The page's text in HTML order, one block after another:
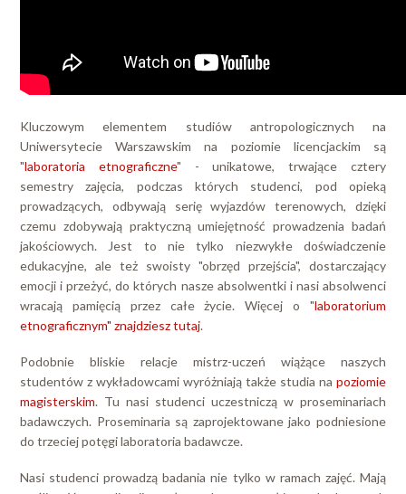
Kluczowym elementem studiów antropologicznych na
Uniwersytecie Warszawskim na poziomie licencjackim są
"laboratoria etnograficzne" - unikatowe, trwające cztery
semestry zajęcia, podczas których studenci, pod opieką
prowadzących, odbywają serię wyjazdów terenowych, dzięki
czemu zdobywają praktyczną umiejętność prowadzenia badań
jakościowych. Jest to nie tylko niezwykłe doświadczenie
edukacyjne, ale też swoisty "obrzęd przejścia", dostarczający
emocji i przeżyć, do których nasze absolwentki i nasi absolwenci
wracają pamięcią przez całe życie. Więcej o "laboratorium
etnograficznym" znajdziesz tutaj.
Podobnie bliskie relacje mistrz-uczeń wiążące naszych
studentów z wykładowcami wyróżniają także studia na poziomie
magisterskim. Tu nasi studenci uczestniczą w proseminariach
badawczych. Proseminaria są zaprojektowane jako podniesione
do trzeciej potęgi laboratoria badawcze.
Nasi studenci prowadzą badania nie tylko w ramach zajęć. Mają